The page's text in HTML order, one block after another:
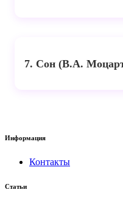
7. Сон (В.А.
Информация
Контакты
Статьи